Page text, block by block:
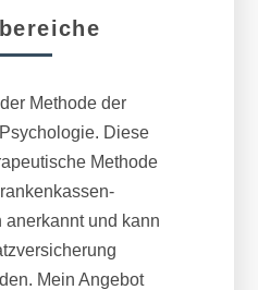
Methode der
Diese
Methode
und kann
Mein Angebot